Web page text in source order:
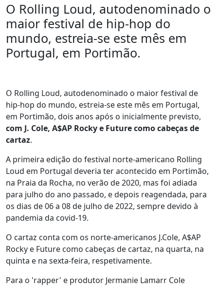
O Rolling Loud, autodenominado o
maior festival de hip-hop do
mundo, estreia-se este mês em
Portugal, em Portimão.
O Rolling Loud, autodenominado o maior festival de
hip-hop do mundo, estreia-se este mês em Portugal,
em Portimão, dois anos após o inicialmente previsto,
com J. Cole, A$AP Rocky e Future como cabeças de
cartaz.
A primeira edição do festival norte-americano Rolling
Loud em Portugal deveria ter acontecido em Portimão,
na Praia da Rocha, no verão de 2020, mas foi adiada
para julho do ano passado, e depois reagendada, para
os dias de 06 a 08 de julho de 2022, sempre devido à
pandemia da covid-19.
O cartaz conta com os norte-americanos J.Cole, A$AP
Rocky e Future como cabeças de cartaz, na quarta, na
quinta e na sexta-feira, respetivamente.
Para o 'rapper' e produtor Jermanie Lamarr Cole